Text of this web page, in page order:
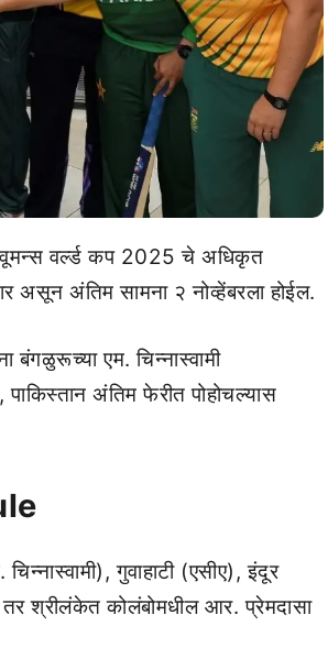
वूमन्स वर्ल्ड कप 2025 चे अधिकृत
असून अंतिम सामना २ नोव्हेंबरला होईल.
एम. चिन्नास्वामी
अंतिम फेरीत पोहोचल्यास
गुवाहाटी (एसीए), इंदूर
श्रीलंकेत कोलंबोमधील आर. प्रेमदासा